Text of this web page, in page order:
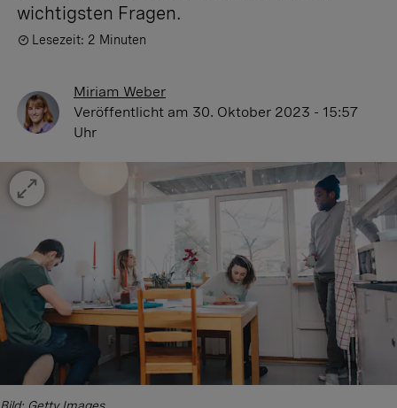
wichtigsten Fragen.
Lesezeit: 2 Minuten
Miriam Weber
Veröffentlicht am 30. Oktober 2023 - 15:57
Uhr